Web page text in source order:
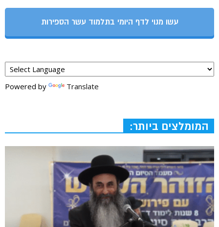
עשו מנוי לדף היומי בתלמוד עשר הספירות
Powered by Translate
המומלצים ביותר: